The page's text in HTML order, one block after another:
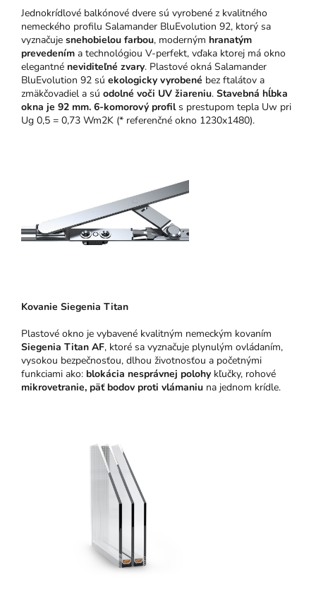
Jednokrídlové balkónové dvere sú vyrobené z kvalitného
nemeckého profilu Salamander BluEvolution 92, ktorý sa
vyznačuje snehobielou farbou, moderným hranatým
prevedením a technológiou V-perfekt, vďaka ktorej má okno
elegantné neviditeľné zvary. Plastové okná Salamander
BluEvolution 92 sú ekologicky vyrobené bez ftalátov a
zmäkčovadiel a sú odolné voči UV žiareniu. Stavebná hĺbka
okna je 92 mm. 6-komorový profils prestupom tepla Uw pri
Ug 0,5 = 0,73 Wm2K (* referenčné okno 1230x1480).
Kovanie Siegenia Titan
Plastové okno je vybavené kvalitným nemeckým kovaním
Siegenia Titan AF, ktoré sa vyznačuje plynulým ovládaním,
vysokou bezpečnosťou, dlhou životnosťou a početnými
funkciami ako: blokácia nesprávnej polohy kľučky, rohové
mikrovetranie, päť bodov proti vlámaniu na jednom krídle.